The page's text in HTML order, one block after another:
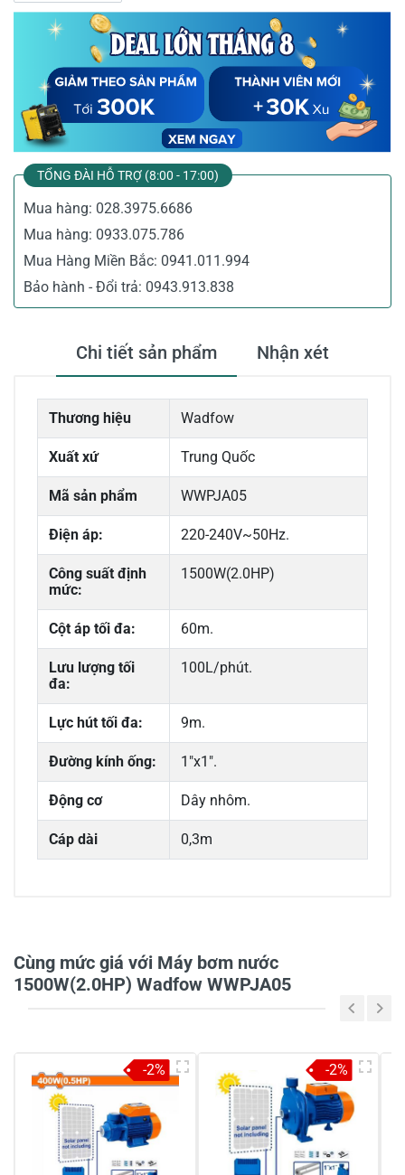
TỔNG ĐÀI HỖ TRỢ (8:00 - 17:00)
Mua hàng: 028.3975.6686
Mua hàng: 0933.075.786
Mua Hàng Miền Bắc: 0941.011.994
Bảo hành - Đổi trả: 0943.913.838
Chi tiết sản phẩm Nhận xét
Thương hiệu Wadfow
Xuất xứ Trung Quốc
Mã sản phẩm WWPJA05
Điện áp: 220-240V~50Hz.
Công suất định
mức:
1500W(2.0HP)
Cột áp tối đa: 60m.
Lưu lượng tối
đa:
100L/phút.
Lực hút tối đa: 9m.
Đường kính ống: 1"x1".
Động cơ Dây nhôm.
Cáp dài 0,3m
3
-
1
-
Cùng mức giá với Máy bơm nước
1500W(2.0HP) Wadfow WWPJA05
-2% -2%